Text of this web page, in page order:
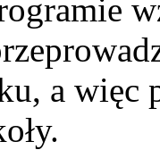
a więc